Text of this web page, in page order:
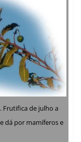
Frutifica de julho a
dá por mamíferos e